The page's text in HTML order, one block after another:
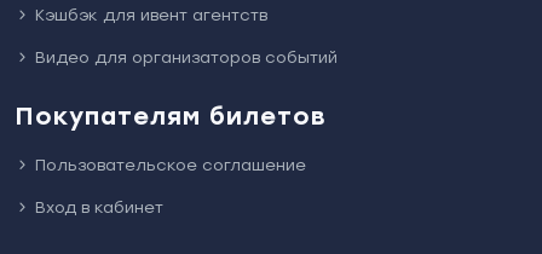
Кэшбэк для ивент агентств
Видео для организаторов событий
Покупателям билетов
Пользовательское соглашение
Вход в кабинет